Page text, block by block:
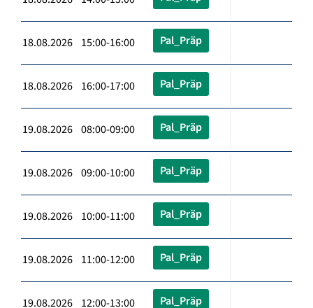
18.08.2026 15:00-16:00 Pal_Präp
18.08.2026 16:00-17:00 Pal_Präp
19.08.2026 08:00-09:00 Pal_Präp
19.08.2026 09:00-10:00 Pal_Präp
19.08.2026 10:00-11:00 Pal_Präp
19.08.2026 11:00-12:00 Pal_Präp
19.08.2026 12:00-13:00 Pal_Präp